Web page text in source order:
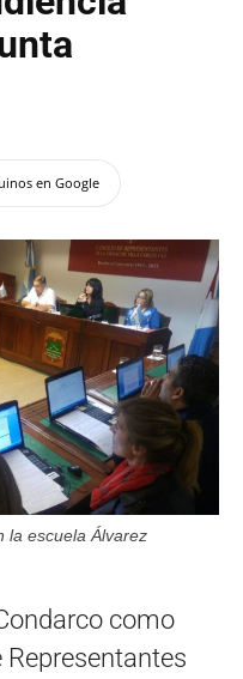
en Google
la escuela Álvarez
como
Representantes